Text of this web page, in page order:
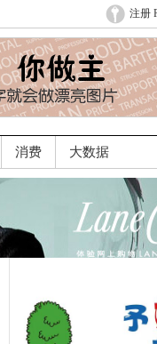
注册
消费 大数据